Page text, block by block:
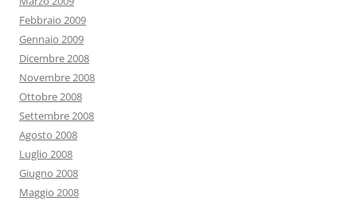
Febbraio 2009
Gennaio 2009
Dicembre 2008
Novembre 2008
Ottobre 2008
Settembre 2008
Agosto 2008
Luglio 2008
Giugno 2008
Maggio 2008